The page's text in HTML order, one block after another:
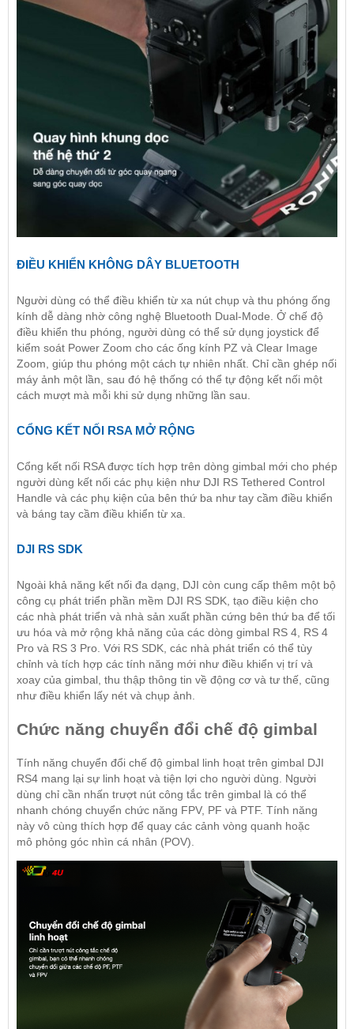
ĐIỀU KHIỂN KHÔNG DÂY BLUETOOTH
Người dùng có thể điều khiển từ xa nút chụp và thu phóng ống
kính dễ dàng nhờ công nghệ Bluetooth Dual-Mode. Ở chế độ
điều khiển thu phóng, người dùng có thể sử dụng joystick để
kiểm soát Power Zoom cho các ống kính PZ và Clear Image
Zoom, giúp thu phóng một cách tự nhiên nhất. Chỉ cần ghép nối
máy ảnh một lần, sau đó hệ thống có thể tự động kết nối một
cách mượt mà mỗi khi sử dụng những lần sau.
CỔNG KẾT NỐI RSA MỞ RỘNG
Cổng kết nối RSA được tích hợp trên dòng gimbal mới cho phép
người dùng kết nối các phụ kiện như DJI RS Tethered Control
Handle và các phụ kiện của bên thứ ba như tay cầm điều khiển
và báng tay cầm điều khiển từ xa.
DJI RS SDK
Ngoài khả năng kết nối đa dạng, DJI còn cung cấp thêm một bộ
công cụ phát triển phần mềm DJI RS SDK, tạo điều kiện cho
các nhà phát triển và nhà sản xuất phần cứng bên thứ ba để tối
ưu hóa và mở rộng khả năng của các dòng gimbal RS 4, RS 4
Pro và RS 3 Pro. Với RS SDK, các nhà phát triển có thể tùy
chỉnh và tích hợp các tính năng mới như điều khiển vị trí và
xoay của gimbal, thu thập thông tin về động cơ và tư thế, cũng
như điều khiển lấy nét và chụp ảnh.
Chức năng chuyển đổi chế độ gimbal
Tính năng chuyển đổi chế độ gimbal linh hoạt trên gimbal DJI
RS4 mang lại sự linh hoạt và tiện lợi cho người dùng. Người
dùng chỉ cần nhấn trượt nút công tắc trên gimbal là có thể
nhanh chóng chuyển chức năng FPV, PF và PTF. Tính năng
này vô cùng thích hợp để quay các cảnh vòng quanh hoặc
mô phỏng góc nhìn cá nhân (POV).